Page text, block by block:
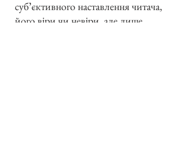
субʼєктивного наставлення читача,
його віри чи невіри, але лише